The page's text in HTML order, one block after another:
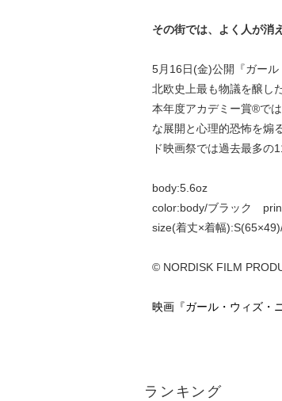
その街では、よく人が消
5月16日(金)公開『ガール
北欧史上最も物議を醸し
本年度アカデミー賞®で
な展開と心理的恐怖を煽
ド映画祭では過去最多の
body:5.6oz
color:body/ブラック
size(着丈×着幅
© NORDISK FILM
映画『ガール・ウィズ・
ランキング